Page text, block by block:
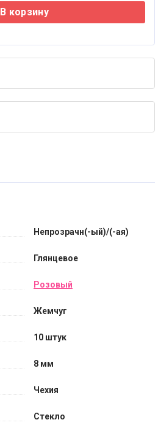
В корзину
Непрозрачн(-ый)/(-ая)
Глянцевое
Розовый
Жемчуг
10 штук
8 мм
Чехия
Стекло